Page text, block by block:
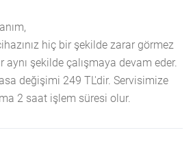
hiç bir şekilde zarar görmez
aynı şekilde çalışmaya devam eder.
değişimi 249 TL'dir. Servisimize
2 saat işlem süresi olur.